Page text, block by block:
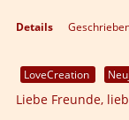
Details
LoveCreation
Liebe Freunde,